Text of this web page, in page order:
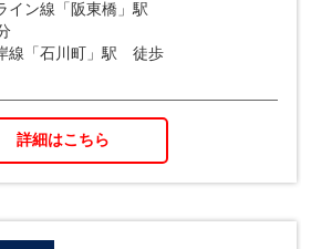
イン線「阪東橋」駅
線「石川町」駅 徒歩
詳細はこちら